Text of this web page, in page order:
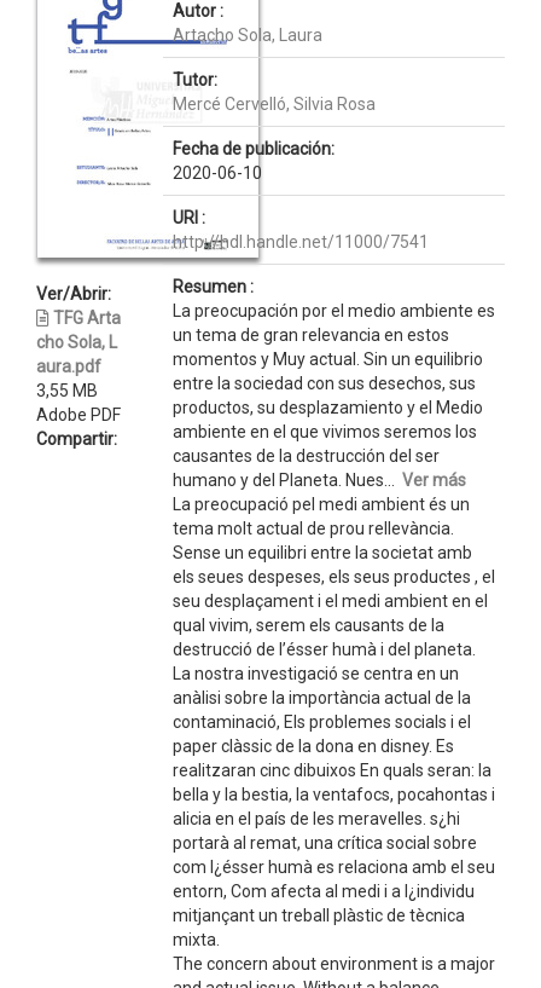
Ver/Abrir:
TFG Arta
cho Sola, L
aura.pdf
3,55 MB
Adobe PDF
Compartir:
Autor :
Artacho Sola, Laura
Tutor:
Mercé Cervelló, Silvia Rosa
Fecha de publicación:
2020-06-10
URI :
http://hdl.handle.net/11000/7541
Resumen :
La preocupación por el medio ambiente es
un tema de gran relevancia en estos
momentos y Muy actual. Sin un equilibrio
entre la sociedad con sus desechos, sus
productos, su desplazamiento y el Medio
ambiente en el que vivimos seremos los
causantes de la destrucción del ser
humano y del Planeta. Nues... Ver más
La preocupació pel medi ambient és un
tema molt actual de prou rellevància.
Sense un equilibri entre la societat amb
els seues despeses, els seus productes , el
seu desplaçament i el medi ambient en el
qual vivim, serem els causants de la
destrucció de l’ésser humà i del planeta.
La nostra investigació se centra en un
anàlisi sobre la importància actual de la
contaminació, Els problemes socials i el
paper clàssic de la dona en disney. Es
realitzaran cinc dibuixos En quals seran: la
bella y la bestia, la ventafocs, pocahontas i
alicia en el país de les meravelles. s¿hi
portarà al remat, una crítica social sobre
com l¿ésser humà es relaciona amb el seu
entorn, Com afecta al medi i a l¿individu
mitjançant un treball plàstic de tècnica
mixta.
The concern about environment is a major